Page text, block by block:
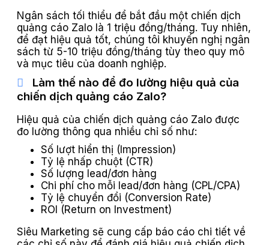
Ngân sách tối thiểu để bắt đầu một chiến dịch
quảng cáo Zalo là 1 triệu đồng/tháng. Tuy nhiên,
để đạt hiệu quả tốt, chúng tôi khuyến nghị ngân
sách từ 5-10 triệu đồng/tháng tùy theo quy mô
và mục tiêu của doanh nghiệp.
Làm thế nào để đo lường hiệu quả của
chiến dịch quảng cáo Zalo?
Hiệu quả của chiến dịch quảng cáo Zalo được
đo lường thông qua nhiều chỉ số như:
Số lượt hiển thị (Impression)
Tỷ lệ nhấp chuột (CTR)
Số lượng lead/đơn hàng
Chi phí cho mỗi lead/đơn hàng (CPL/CPA)
Tỷ lệ chuyển đổi (Conversion Rate)
ROI (Return on Investment)
Siêu Marketing sẽ cung cấp báo cáo chi tiết về